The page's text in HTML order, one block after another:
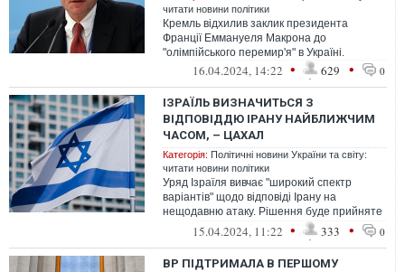
читати новини політики
Кремль відхилив заклик президента
Франції Еммануеля Макрона до
"олімпійського перемир'я" в Україні.
16.04.2024, 14:22 • 629 • 0
ІЗРАЇЛЬ ВИЗНАЧИТЬСЯ З
ВІДПОВІДДЮ ІРАНУ НАЙБЛИЖЧИМ
ЧАСОМ, – ЦАХАЛ
Категорія: Політичні новини України та світу:
читати новини політики
Уряд Ізраїля вивчає "широкий спектр
варіантів" щодо відповіді Ірану на
нещодавню атаку. Рішення буде прийняте
сьогодні, 15 квітня або ж найближчим час...
15.04.2024, 11:22 • 333 • 0
ВР ПІДТРИМАЛА В ПЕРШОМУ